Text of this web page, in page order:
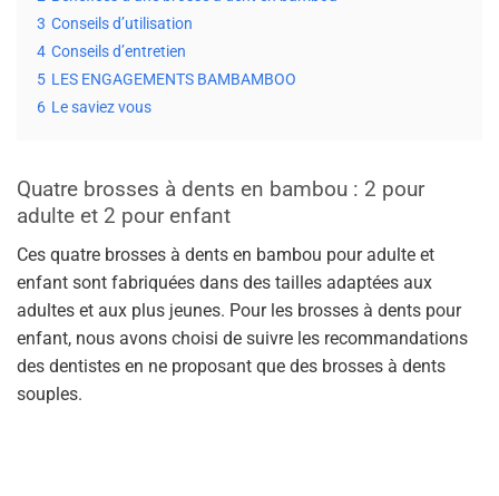
3 Conseils d’utilisation
4 Conseils d’entretien
5 LES ENGAGEMENTS BAMBAMBOO
6 Le saviez vous
Quatre brosses à dents en bambou : 2 pour
adulte et 2 pour enfant
Ces quatre brosses à dents en bambou pour adulte et
enfant sont fabriquées dans des tailles adaptées aux
adultes et aux plus jeunes. Pour les brosses à dents pour
enfant, nous avons choisi de suivre les recommandations
des dentistes en ne proposant que des brosses à dents
souples.